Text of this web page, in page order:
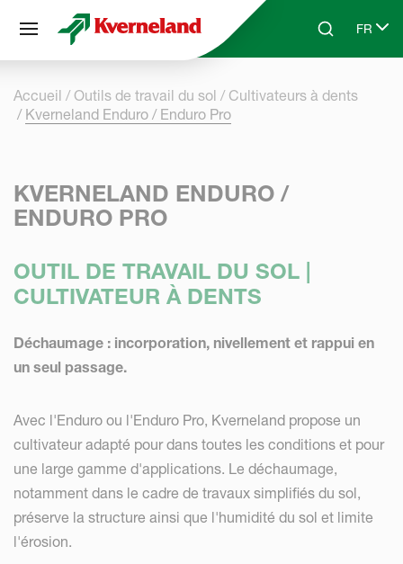
Skip to main contentSearchFR
Select
Accueil Outils de travail du sol
Cultivateurs à dents
Kverneland Enduro / Enduro Pro
KVERNELAND ENDURO /
ENDURO PRO
OUTIL DE TRAVAIL DU SOL |
CULTIVATEUR À DENTS
Déchaumage : incorporation, nivellement et rappui en
un seul passage.
Avec l'Enduro ou l'Enduro Pro, Kverneland propose un
cultivateur adapté pour dans toutes les conditions et pour
une large gamme d'applications. Le déchaumage,
notamment dans le cadre de travaux simplifiés du sol,
préserve la structure ainsi que l'humidité du sol et limite
l'érosion.
Panneau de gestion des cookies